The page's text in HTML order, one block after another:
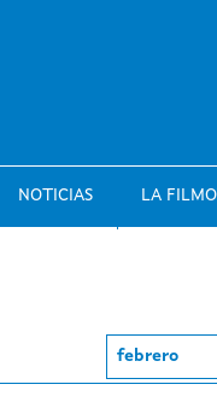
NOTICIAS LA
febrero